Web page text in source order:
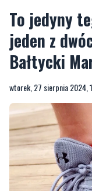
To jedyny
jeden z
Bałtycki
wtorek, 27 sierpnia 2024,